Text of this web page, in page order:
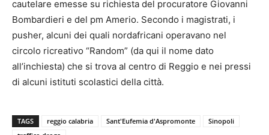
cautelare emesse su richiesta del procuratore Giovanni
Bombardieri e del pm Amerio. Secondo i magistrati, i
pusher, alcuni dei quali nordafricani operavano nel
circolo ricreativo “Random” (da qui il nome dato
all’inchiesta) che si trova al centro di Reggio e nei pressi
di alcuni istituti scolastici della città.
TAGS reggio calabria Sant'Eufemia d'Aspromonte
Sinopoli